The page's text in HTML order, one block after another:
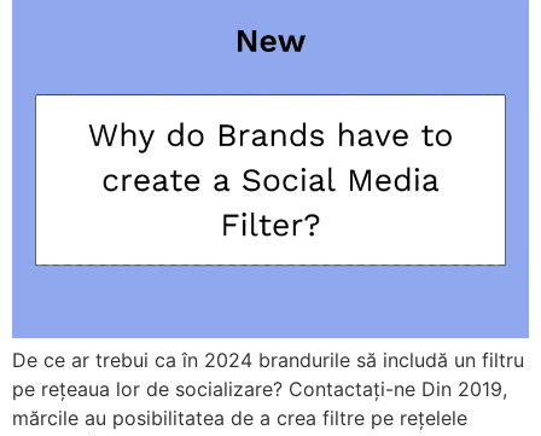
De ce ar trebui ca în 2024 brandurile să includă un filtru
pe rețeaua lor de socializare? Contactați-ne Din 2019,
mărcile au posibilitatea de a crea filtre pe rețelele